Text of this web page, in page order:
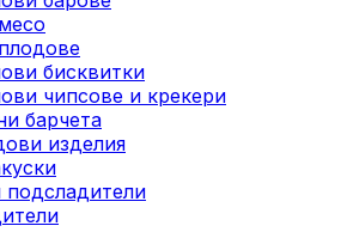
бисквитки
чипсове и крекери
барчета
изделия
подсладители